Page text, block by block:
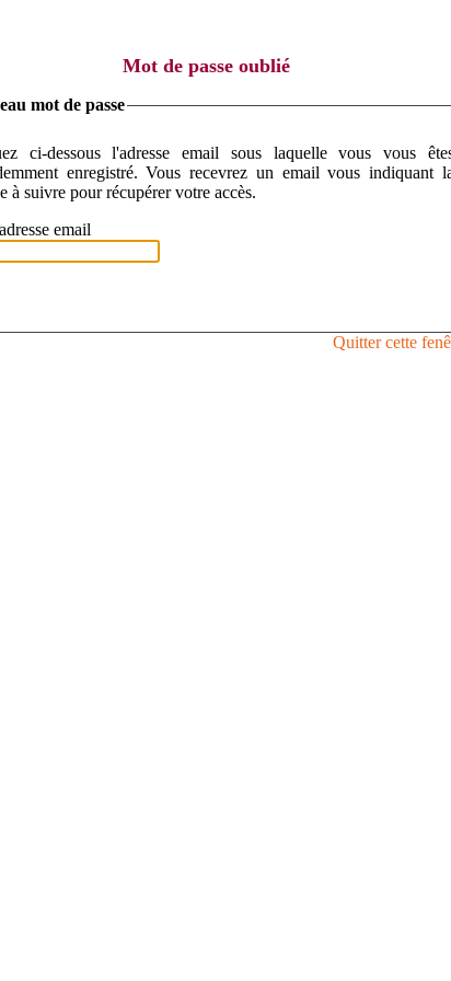
Mot de passe oublié
mot de passe
ci-dessous l'adresse email sous laquelle vous vous êtes
enregistré. Vous recevrez un email vous indiquant la
marche à suivre pour récupérer votre accès.
email
Quitter cette